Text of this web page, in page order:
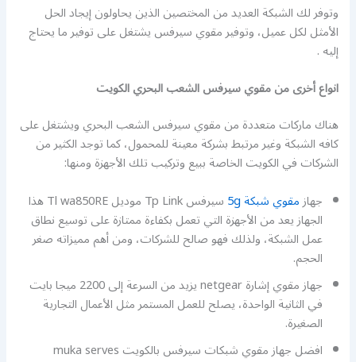
وتوفر لك الشبكة العديد من المختصين الذين يحاولون إيجاد الحل
الأمثل لكل عميل، وتوفير مقوي سيرفس يشتغل على توفير ما يحتاج
إليه .
انواع أخرى من مقوي سيرفس الشعب البحري الكويت
هناك ماركات متعددة من مقوي سيرفس الشعب البحري ويشتغل على
كافه الشبكة وغير مرتبط بشركة معينة للمحمول، كما توجد الكثير من
الشركات في الكويت الخاصة ببيع وتركيب تلك الأجهزة ومنها:
جهازمقوي شبكة 5g سيرفس Tp Link موديل Tl wa850RE هذا
الجهاز يعد من الأجهزة التي تعمل بكفاءة ممتازة على توسيع نطاق
عمل الشبكة، ولذلك فهو صالح للشركات، ومن أهم مميزاته صغر
الحجم.
جهاز مقوي إشارة netgear يزيد من السرعة إلى 2200 ميجا بايت
في الثانية الواحدة، يصلح للعمل المستمر مثل الأعمال التجارية
الصغيرة.
افضل جهاز مقوي شبكات سيرفس بالكويت muka serves